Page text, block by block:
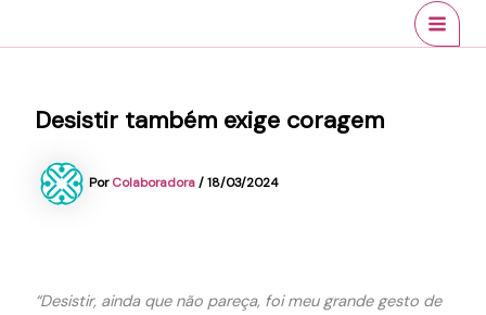
Desistir também exige coragem
PorColaboradora/18/03/2024
“Desistir, ainda que não pareça, foi meu grande gesto de